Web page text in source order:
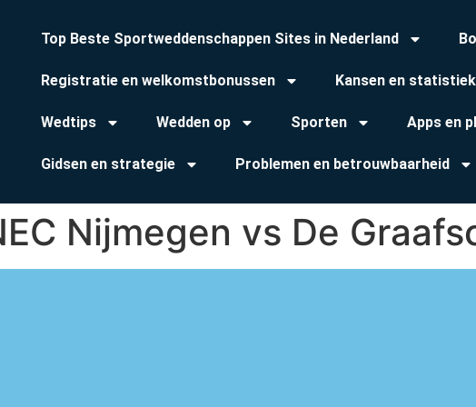
Top Beste Sportweddenschappen Sites in Nederland
Registratie en welkomstbonussen Kansen en
Wedtips Wedden op Sporten Apps en
Gidsen en strategie Problemen en betrouwbaarheid
Nijmegen vs De